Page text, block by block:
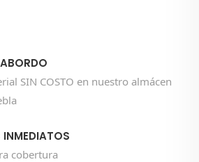
SIN COSTO en nuestro almácen
cobertura